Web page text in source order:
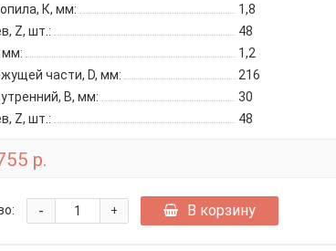
К, мм:
1,8
Z, шт.:
48
мм:
1,2
части, D, мм:
216
B, мм:
30
Z, шт.:
48
р.
+
- В корзину